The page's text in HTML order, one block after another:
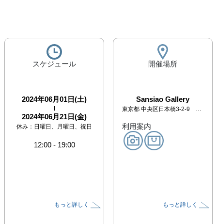
スケジュール
2024年06月01日(土)
|
2024年06月21日(金)
休み： 日曜日、月曜日、祝日
12:00- 19:00
もっと詳しく
開催場所
Sansiao Gallery
東京都 中央区日本橋3-2-9 三晶ビルB1F
利用案内
もっと詳しく